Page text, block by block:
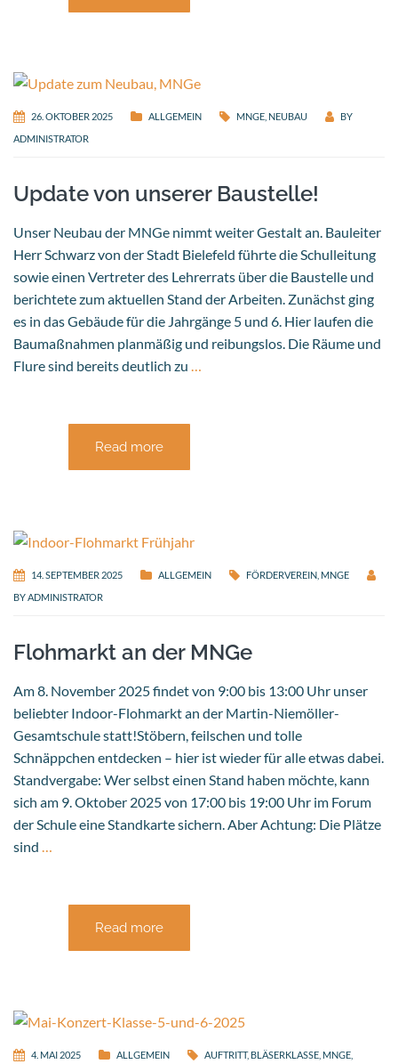
26. OKTOBER 2025 ALLGEMEIN MNGE NEUBAU
BY
ADMINISTRATOR
Update von unserer Baustelle!
Unser Neubau der MNGe nimmt weiter Gestalt an. Bauleiter
Herr Schwarz von der Stadt Bielefeld führte die Schulleitung
sowie einen Vertreter des Lehrerrats über die Baustelle und
berichtete zum aktuellen Stand der Arbeiten. Zunächst ging
es in das Gebäude für die Jahrgänge 5 und 6. Hier laufen die
Baumaßnahmen planmäßig und reibungslos. Die Räume und
Flure sind bereits deutlich zu …
Read more
14. SEPTEMBER 2025 ALLGEMEIN FÖRDERVEREIN MNGE
BYADMINISTRATOR
Flohmarkt an der MNGe
Am 8. November 2025 findet von 9:00 bis 13:00 Uhr unser
beliebter Indoor-Flohmarkt an der Martin-Niemöller-
Gesamtschule statt!Stöbern, feilschen und tolle
Schnäppchen entdecken – hier ist wieder für alle etwas dabei.
Standvergabe: Wer selbst einen Stand haben möchte, kann
sich am 9. Oktober 2025 von 17:00 bis 19:00 Uhr im Forum
der Schule eine Standkarte sichern. Aber Achtung: Die Plätze
sind …
Read more
4. MAI 2025 ALLGEMEIN AUFTRITT, BLÄSERKLASSE MNGE